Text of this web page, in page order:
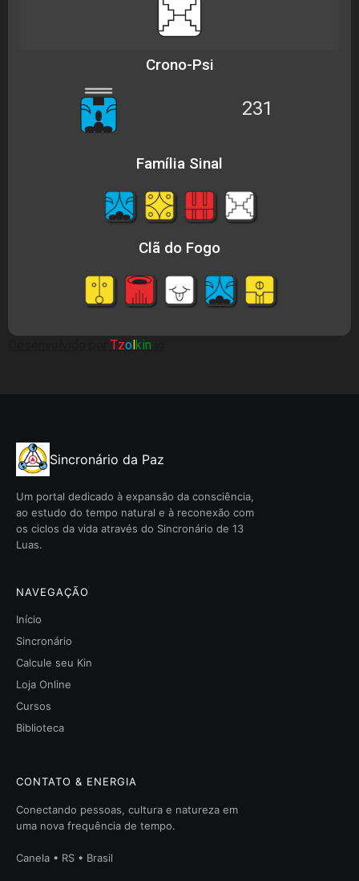
Crono-Psi
231
Família Sinal
Clã do Fogo
Tzo kin
Sincronário da Paz
Um portal dedicado à expansão da consciência,
ao estudo do tempo natural e à reconexão com
os ciclos da vida através do Sincronário de 13
Luas.
NAVEGAÇÃO
Início
Sincronário
Calcule seu Kin
Loja Online
Cursos
Biblioteca
CONTATO & ENERGIA
Conectando pessoas, cultura e natureza em
uma nova frequência de tempo.
Canela • RS • Brasil